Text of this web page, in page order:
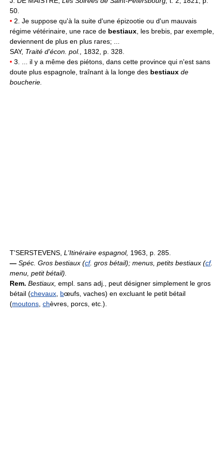
50.
• 2. Je suppose qu'à la suite d'une épizootie ou d'un mauvais
régime vétérinaire, une race de bestiaux , les brebis, par exemple,
deviennent de plus en plus rares; ...
SAY, Traité d'écon. pol., 1832, p. 328.
• 3. ... il y a même des piétons, dans cette province qui n'est sans
doute plus espagnole, traînant à la longe des bestiaux de
boucherie.
T'SERSTEVENS, L'Itinéraire espagnol, 1963, p. 285.
— Spéc. Gros bestiaux (cf. gros bétail); menus, petits bestiaux (cf.
menu, petit bétail).
Rem. Bestiaux, empl. sans adj., peut désigner simplement le gros
bétail (chevaux bœufs, vaches) en excluant le petit bétail
(moutons chèvres, porcs, etc.).